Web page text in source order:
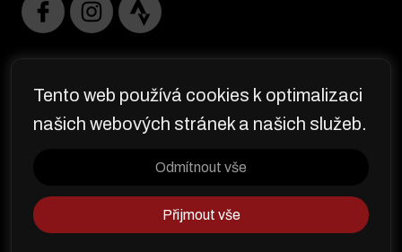
JIHOSPORT z.s.
IČ: 222 54 242
Tento web používá cookies k optimalizaci
našich webových stránek a našich služeb.
Odmítnout vše
Přijmout vše